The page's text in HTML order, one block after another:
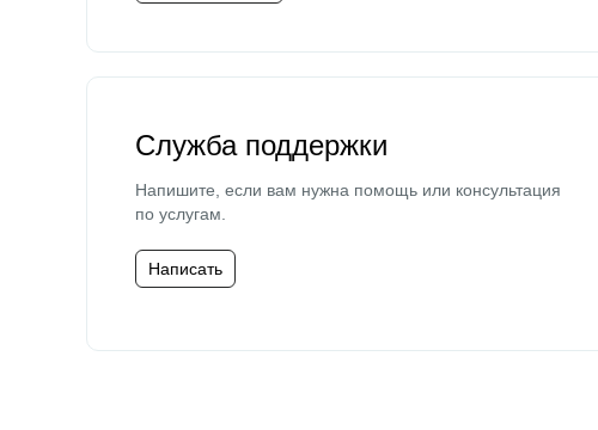
Служба поддержки
Напишите, если вам нужна помощь или консультация
по услугам.
Написать